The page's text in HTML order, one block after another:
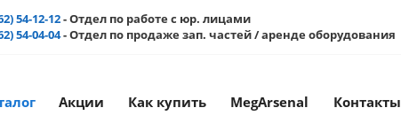
54-12-12- Отдел по работе с юр. лицами
54-04-04- Отдел по продаже зап. частей / аренде оборудования
Акции Как купить MegArsenal Контакты